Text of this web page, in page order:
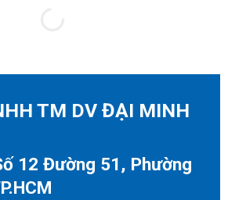
TM DV ĐẠI MINH
12 Đường 51, Phường